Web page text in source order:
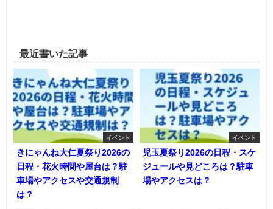
最近書いた記事
イベント
きにゃんね大仁夏祭り2026の
日程・花火時間や屋台は？駐
車場やアクセスや交通規制
は？
イベント
児玉夏祭り2026の日程・スケ
ジュールや見どころは？駐車
場やアクセスは？